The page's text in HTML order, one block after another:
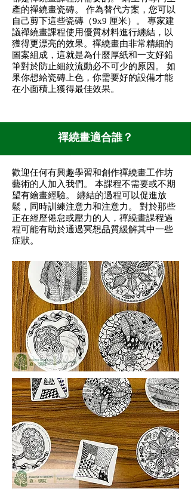
產的禪繞畫瓷磚。 作為替代方案，您可以
自己剪下這些瓷磚（9x9 厘米）。 專家建
議禪繞畫課程使用優質材料進行纏結，以
獲得更漂亮的效果。禪繞畫由非常精細的
圖案組成，這就是為什麼厚紙和一支好鉛
筆對於防止細紋流動必不可少的原因。 如
果你想給瓷磚上色，你需要好的設備才能
在小面積上獲得最佳效果。
禪繞畫適合誰？
歡迎任何有興趣學習和創作禪繞畫​工作坊
藝術的人加入我們。 本課程不需要或不期
望有繪畫經驗。 纏結的過程可以促進放
鬆，同時訓練注意力和注意力。 對於那些
正在經歷倦怠或壓力的人， 禪繞畫課程過
程可能有助於通過冥想品質緩解其中一些
症狀。